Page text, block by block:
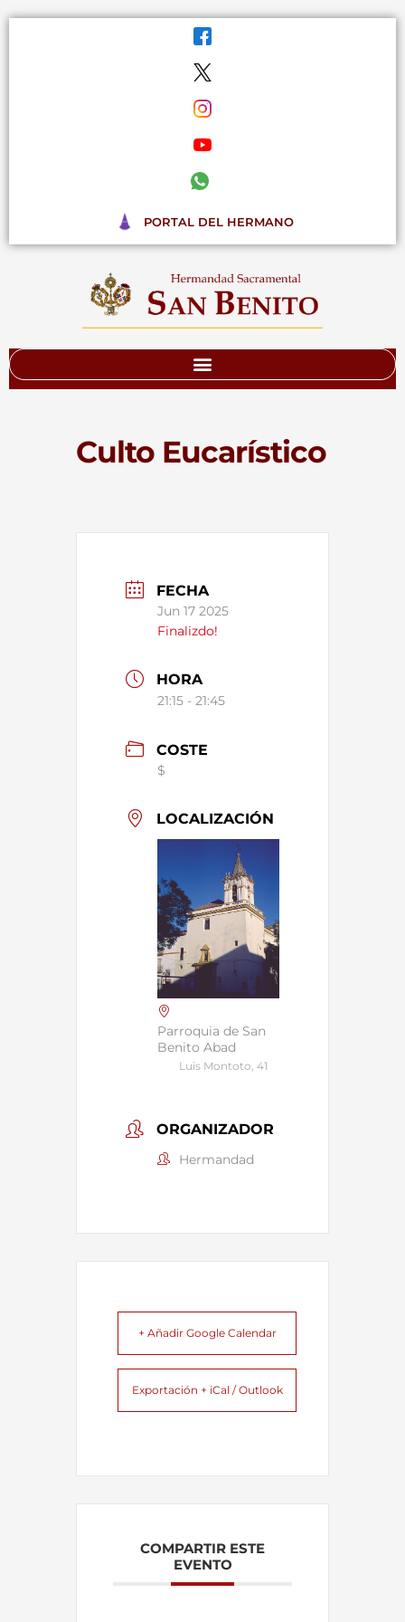
PORTAL DEL HERMANO
Culto Eucarístico
FECHA
Jun 17 2025
Finalizdo!
HORA
21:15 - 21:45
COSTE
$
LOCALIZACIÓN
Parroquia de San
Benito Abad
Luis Montoto, 41
ORGANIZADOR
Hermandad
+ Añadir Google Calendar
Exportación + iCal / Outlook
COMPARTIR ESTE
EVENTO